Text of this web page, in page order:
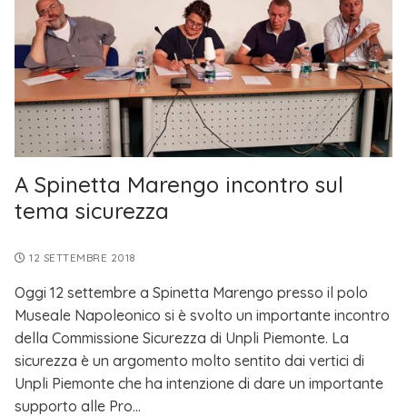
A Spinetta Marengo incontro sul
tema sicurezza
12 SETTEMBRE 2018
Oggi 12 settembre a Spinetta Marengo presso il polo
Museale Napoleonico si è svolto un importante incontro
della Commissione Sicurezza di Unpli Piemonte. La
sicurezza è un argomento molto sentito dai vertici di
Unpli Piemonte che ha intenzione di dare un importante
supporto alle Pro…